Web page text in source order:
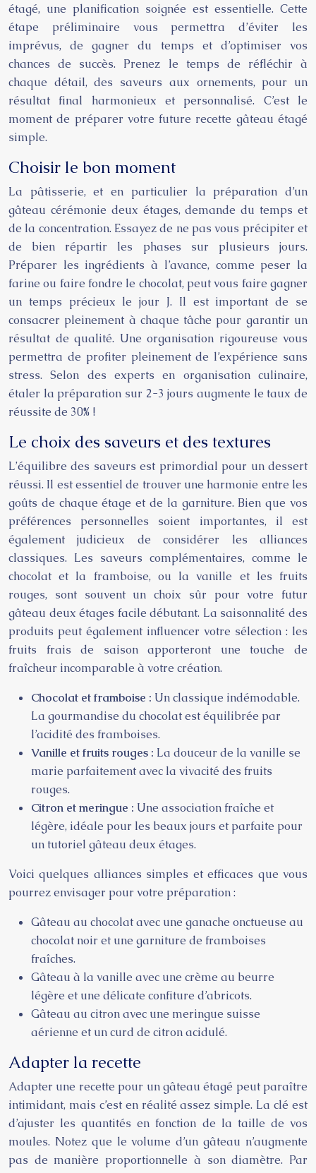
étagé, une planification soignée est essentielle. Cette
étape préliminaire vous permettra d’éviter les
imprévus, de gagner du temps et d’optimiser vos
chances de succès. Prenez le temps de réfléchir à
chaque détail, des saveurs aux ornements, pour un
résultat final harmonieux et personnalisé. C’est le
moment de préparer votre future recette gâteau étagé
simple.
Choisir le bon moment
La pâtisserie, et en particulier la préparation d’un
gâteau cérémonie deux étages, demande du temps et
de la concentration. Essayez de ne pas vous précipiter et
de bien répartir les phases sur plusieurs jours.
Préparer les ingrédients à l’avance, comme peser la
farine ou faire fondre le chocolat, peut vous faire gagner
un temps précieux le jour J. Il est important de se
consacrer pleinement à chaque tâche pour garantir un
résultat de qualité. Une organisation rigoureuse vous
permettra de profiter pleinement de l’expérience sans
stress. Selon des experts en organisation culinaire,
étaler la préparation sur 2-3 jours augmente le taux de
réussite de 30% !
Le choix des saveurs et des textures
L’équilibre des saveurs est primordial pour un dessert
réussi. Il est essentiel de trouver une harmonie entre les
goûts de chaque étage et de la garniture. Bien que vos
préférences personnelles soient importantes, il est
également judicieux de considérer les alliances
classiques. Les saveurs complémentaires, comme le
chocolat et la framboise, ou la vanille et les fruits
rouges, sont souvent un choix sûr pour votre futur
gâteau deux étages facile débutant. La saisonnalité des
produits peut également influencer votre sélection : les
fruits frais de saison apporteront une touche de
fraîcheur incomparable à votre création.
Chocolat et framboise : Un classique indémodable.
La gourmandise du chocolat est équilibrée par
l’acidité des framboises.
Vanille et fruits rouges : La douceur de la vanille se
marie parfaitement avec la vivacité des fruits
rouges.
Citron et meringue : Une association fraîche et
légère, idéale pour les beaux jours et parfaite pour
un tutoriel gâteau deux étages.
Voici quelques alliances simples et efficaces que vous
pourrez envisager pour votre préparation :
Gâteau au chocolat avec une ganache onctueuse au
chocolat noir et une garniture de framboises
fraîches.
Gâteau à la vanille avec une crème au beurre
légère et une délicate confiture d’abricots.
Gâteau au citron avec une meringue suisse
aérienne et un curd de citron acidulé.
Adapter la recette
Adapter une recette pour un gâteau étagé peut paraître
intimidant, mais c’est en réalité assez simple. La clé est
d’ajuster les quantités en fonction de la taille de vos
moules. Notez que le volume d’un gâteau n’augmente
pas de manière proportionnelle à son diamètre. Par